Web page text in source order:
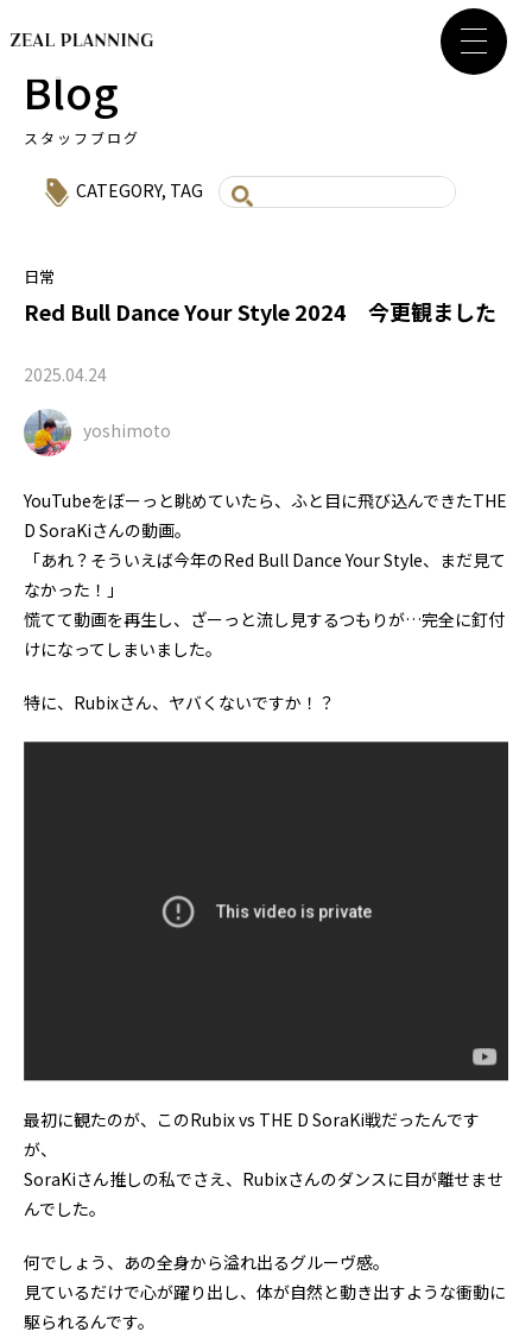
Blog
スタッフブログ
CATEGORY, TAG
日常
Red Bull Dance Your Style 2024 今更観ました
2025.04.24
yoshimoto
YouTubeをぼーっと眺めていたら、ふと目に飛び込んできたTHE
D SoraKiさんの動画。
「あれ？そういえば今年のRed Bull Dance Your Style、まだ見て
なかった！」
慌てて動画を再生し、ざーっと流し見するつもりが…完全に釘付
けになってしまいました。
特に、Rubixさん、ヤバくないですか！？
最初に観たのが、このRubix vs THE D SoraKi戦だったんです
が、
SoraKiさん推しの私でさえ、Rubixさんのダンスに目が離せませ
んでした。
何でしょう、あの全身から溢れ出るグルーヴ感。
見ているだけで心が躍り出し、体が自然と動き出すような衝動に
駆られるんです。